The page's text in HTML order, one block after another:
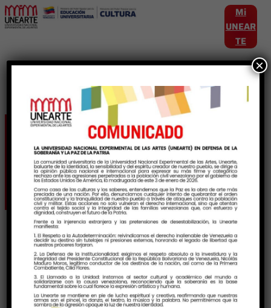
Mi
UNEAR
TE
Etiqueta:
×